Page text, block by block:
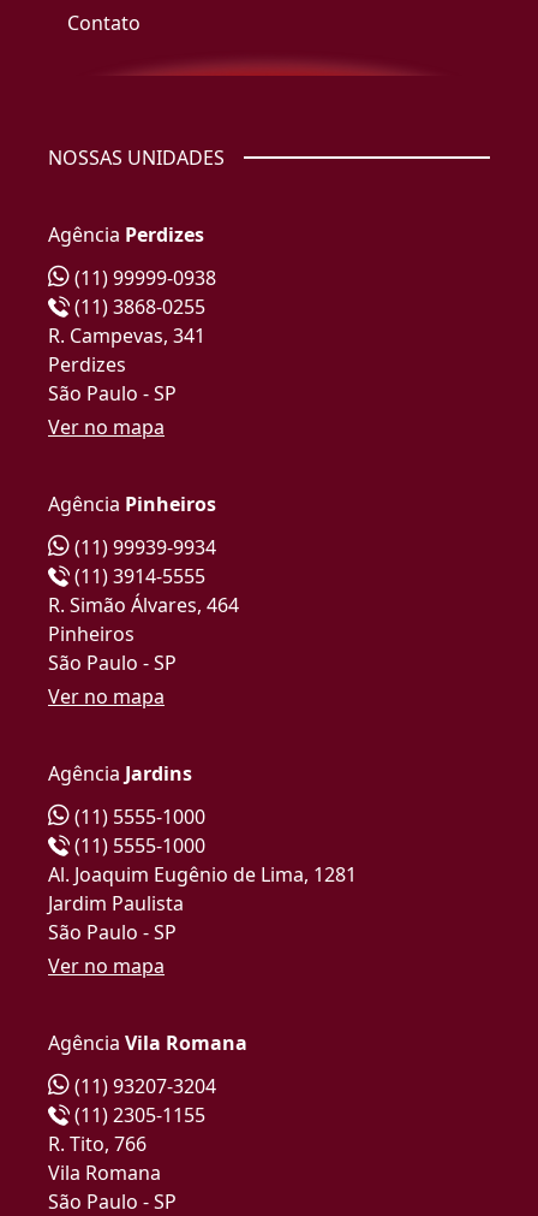
Contato
NOSSAS UNIDADES
Agência Perdizes
(11) 99999-0938
(11) 3868-0255
R. Campevas, 341
Perdizes
São Paulo - SP
Ver no mapa
Agência Pinheiros
(11) 99939-9934
(11) 3914-5555
R. Simão Álvares, 464
Pinheiros
São Paulo - SP
Ver no mapa
Agência Jardins
(11) 5555-1000
(11) 5555-1000
Al. Joaquim Eugênio de Lima, 1281
Jardim Paulista
São Paulo - SP
Ver no mapa
Agência Vila Romana
(11) 93207-3204
(11) 2305-1155
R. Tito, 766
Vila Romana
São Paulo - SP